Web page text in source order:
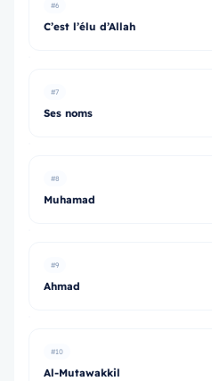
#6
C’est l’élu d’Allah
#7
Ses noms
#8
Muhamad
#9
Ahmad
#10
Al-Mutawakkil